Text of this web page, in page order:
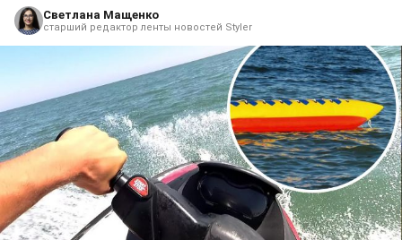
Светлана Мащенко
старший редактор ленты новостей Styler